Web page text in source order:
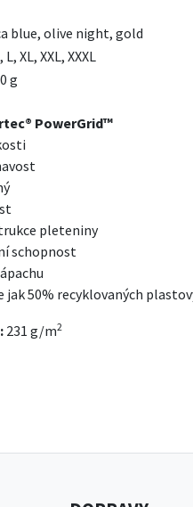
blue, olive night, gold
L, XL, XXL, XXXL
g
PowerGrid™
pleteniny
schopnost
jak 50% recyklovaných
231 g/m2